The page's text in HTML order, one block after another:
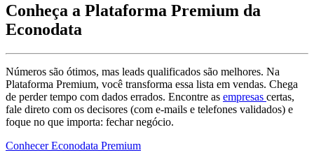
Conheça a Plataforma Premium da
Econodata
Números são ótimos, mas leads qualificados são melhores. Na
Plataforma Premium, você transforma essa lista em vendas. Chega
de perder tempo com dados errados. Encontre as empresas certas,
fale direto com os decisores (com e-mails e telefones validados) e
foque no que importa: fechar negócio.
Conhecer Econodata Premium